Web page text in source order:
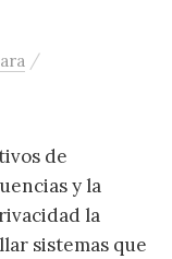
/
de carteras anti-
de
y la
la
sistemas que